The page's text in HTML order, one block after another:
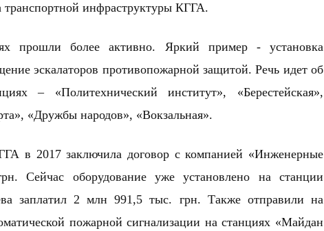
транспортной инфраструктуры КГГА.
прошли более активно. Яркий пример - установка
эскалаторов противопожарной защитой. Речь идет об
– «Политехнический институт», «Берестейская»,
«Дружбы народов», «Вокзальная».
в 2017 заключила договор с компанией «Инженерные
Сейчас оборудование уже установлено на станции
заплатил 2 млн 991,5 тыс. грн. Также отправили на
пожарной сигнализации на станциях «Майдан